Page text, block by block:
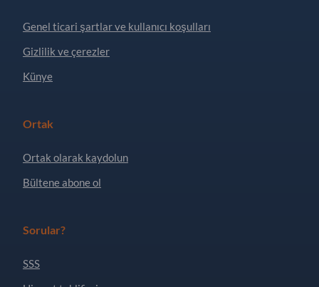
Genel ticari şartlar ve kullanıcı koşulları
Gizlilik ve çerezler
Künye
Ortak
Ortak olarak kaydolun
Bültene abone ol
Sorular?
SSS